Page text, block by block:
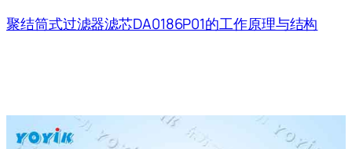
聚结筒式过滤器滤芯DA0186P01的工作原理与结构